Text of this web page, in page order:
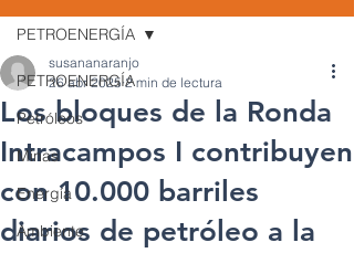
PETROENERGÍA
Petróleos
Minas
Energía
Ambiente
PETROENERGÍA
Los bloques de la Ronda
Intracampos I contribuyen
con 10.000 barriles
diarios de petróleo a la
susananaranjo
26 abr 2025 2 min de lectura